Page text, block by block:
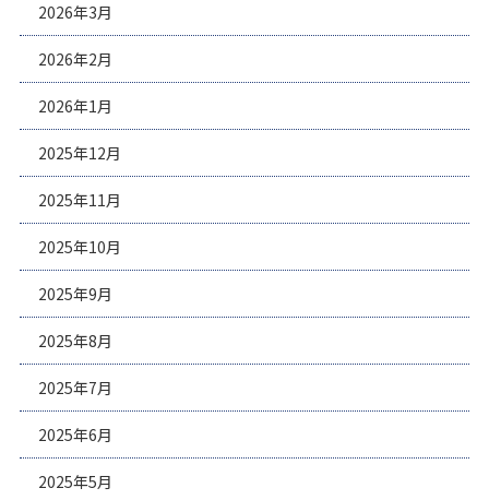
2026年3月
2026年2月
2026年1月
2025年12月
2025年11月
2025年10月
2025年9月
2025年8月
2025年7月
2025年6月
2025年5月